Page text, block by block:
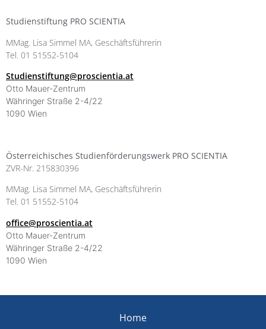
Studienstiftung PRO SCIENTIA
MMag. Lisa Simmel MA, Geschäftsführerin
Tel. 01 51552-5104
Studienstiftung@proscientia.at
Otto Mauer-Zentrum
Währinger Straße 2-4/22
1090 Wien
Österreichisches Studienförderungswerk PRO SCIENTIA
ZVR-Nr. 215830396
MMag. Lisa Simmel MA, Geschäftsführerin
Tel. 01 51552-5104
office@proscientia.at
Otto Mauer-Zentrum
Währinger Straße 2-4/22
1090 Wien
Home